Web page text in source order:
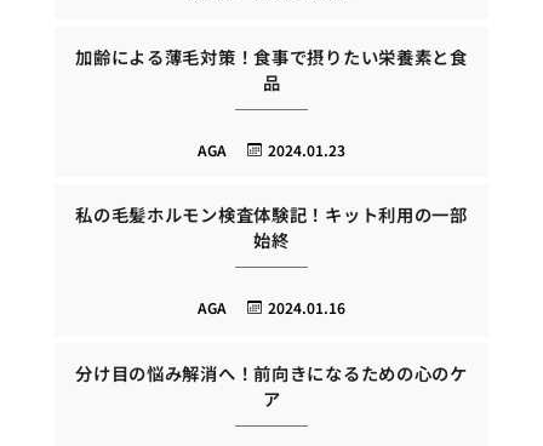
加齢による薄毛対策！食事で摂りたい栄養素と食
品
2024.01.23
AGA
私の毛髪ホルモン検査体験記！キット利用の一部
始終
2024.01.16
AGA
分け目の悩み解消へ！前向きになるための心のケ
ア